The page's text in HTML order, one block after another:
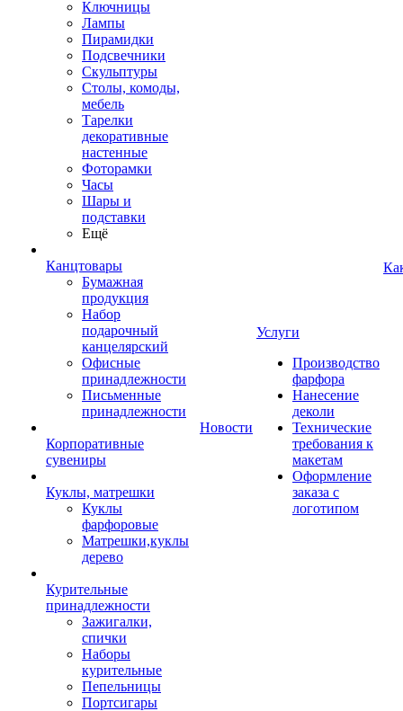
Ключницы
Лампы
Пирамидки
Подсвечники
Скульптуры
Столы, комоды,
мебель
Тарелки
декоративные
настенные
Фоторамки
Часы
Шары и
подставки
Ещё
Канцтовары
Бумажная
продукция
Набор
подарочный
канцелярский
Офисные
принадлежности
Письменные
принадлежности
Корпоративные
сувениры
Куклы, матрешки
Куклы
фарфоровые
Матрешки,куклы
дерево
Курительные
принадлежности
Зажигалки,
спички
Наборы
курительные
Пепельницы
Портсигары
Новости
Услуги
Производство
фарфора
Нанесение
деколи
Технические
требования к
макетам
Оформление
заказа с
логотипом